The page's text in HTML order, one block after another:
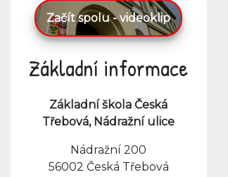
Začít spolu - videoklip
Základní informace
Základní škola Česká
Třebová, Nádražní ulice
Nádražní 200
56002 Česká Třebová